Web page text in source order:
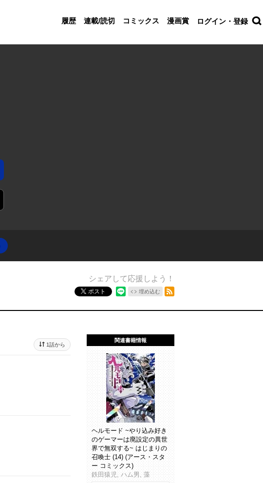
履歴 連載/読切 コミックス 漫画賞 ログイン・登録
シェアして応援しよう！
ポスト 埋め込む
1話から
関連書籍情報
ヘルモード ~やり込み好き
のゲーマーは廃設定の異世
界で無双する~ はじまりの
召喚士 (14) (アース・スタ
ー コミックス)
鉄田猿児, ハム男, 藻